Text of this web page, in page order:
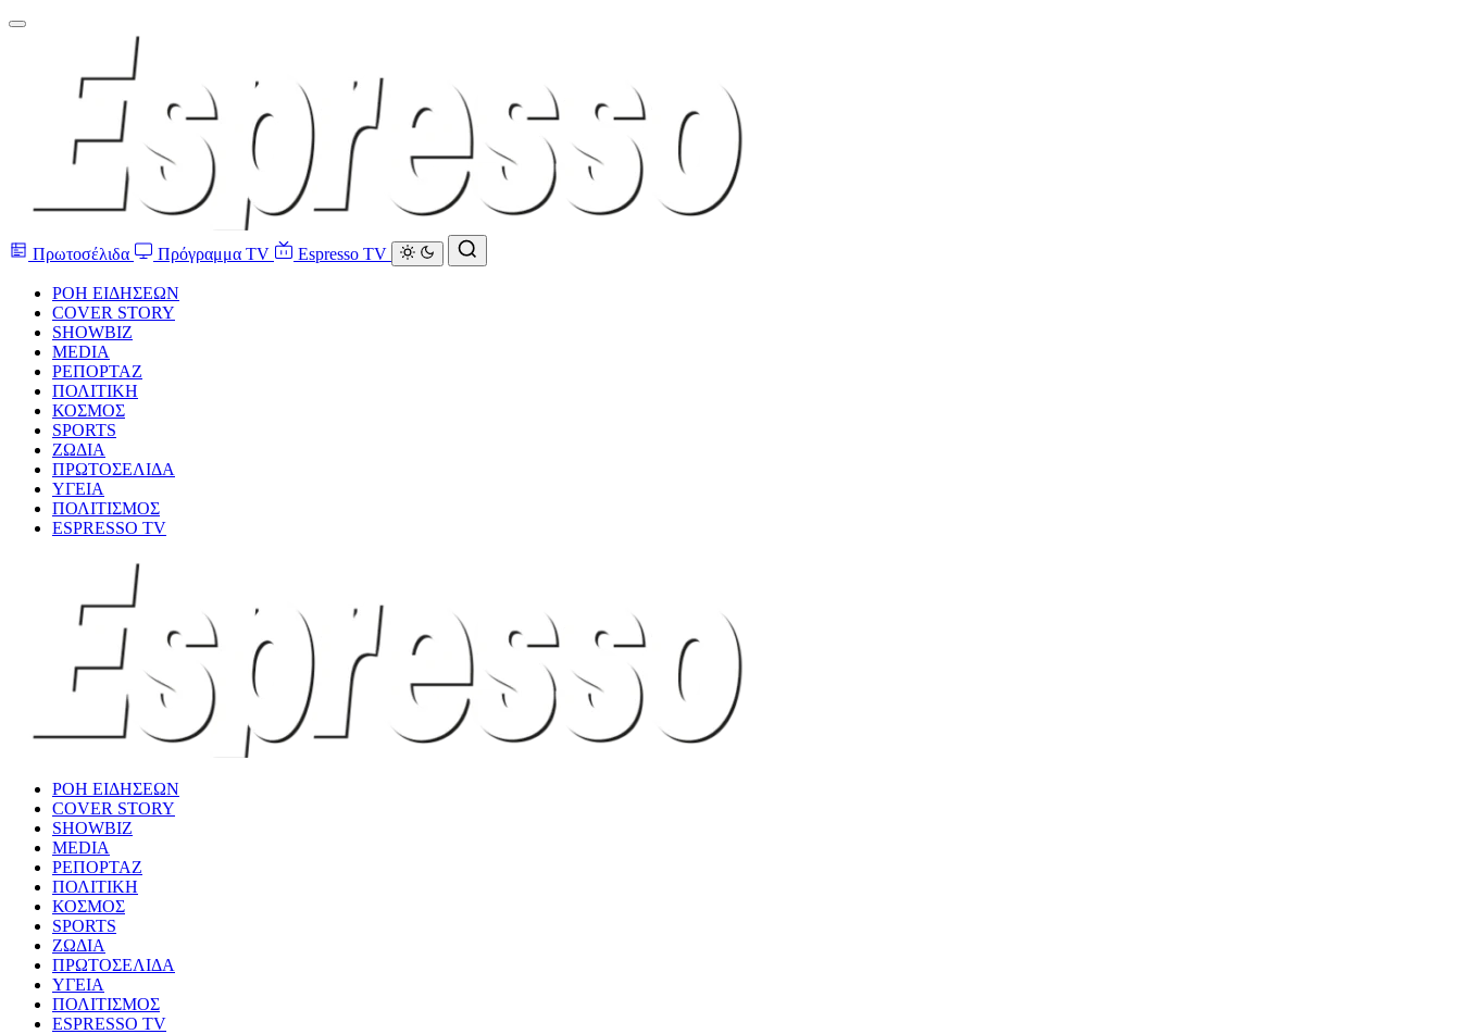
Πρωτοσέλιδα Πρόγραμμα TV Espresso TV
ΡΟΗ ΕΙΔΗΣΕΩΝ
COVER STORY
SHOWBIZ
MEDIA
ΡΕΠΟΡΤΑΖ
ΠΟΛΙΤΙΚΗ
ΚΟΣΜΟΣ
SPORTS
ΖΩΔΙΑ
ΠΡΩΤΟΣΕΛΙΔΑ
ΥΓΕΙΑ
ΠΟΛΙΤΙΣΜΟΣ
ESPRESSO TV
ΡΟΗ ΕΙΔΗΣΕΩΝ
COVER STORY
SHOWBIZ
MEDIA
ΡΕΠΟΡΤΑΖ
ΠΟΛΙΤΙΚΗ
ΚΟΣΜΟΣ
SPORTS
ΖΩΔΙΑ
ΠΡΩΤΟΣΕΛΙΔΑ
ΥΓΕΙΑ
ΠΟΛΙΤΙΣΜΟΣ
ESPRESSO TV